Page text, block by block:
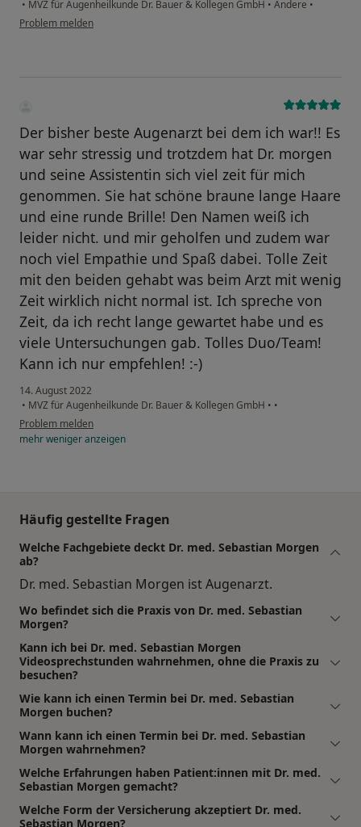
• MVZ für Augenheilkunde Dr. Bauer & Kollegen GmbH • Andere •
Problem melden
Der bisher beste Augenarzt bei dem ich war!! Es
war sehr stressig und trotzdem hat Dr. morgen
und seine Assistentin sich viel zeit für mich
genommen. Sie hat schöne braune lange Haare
und eine runde Brille! Den Namen weiß ich
leider nicht. und mir geholfen und zudem war
noch viel Empathie und Spaß dabei. Tolle Zeit
mit den beiden gehabt was beim Arzt mit wenig
Zeit wirklich nicht normal ist. Ich spreche von
Zeit, da ich recht lange gewartet habe und es
viele Untersuchungen gab. Tolles Duo/Team!
Kann ich nur empfehlen! :-)
14. August 2022
• MVZ für Augenheilkunde Dr. Bauer & Kollegen GmbH • •
Problem melden
mehrwenigeranzeigen
Häufig gestellte Fragen
Welche Fachgebiete deckt Dr. med. Sebastian Morgen
ab?
Dr. med. Sebastian Morgen ist Augenarzt.
Wo befindet sich die Praxis von Dr. med. Sebastian
Morgen?
Kann ich bei Dr. med. Sebastian Morgen
Videosprechstunden wahrnehmen, ohne die Praxis zu
besuchen?
Wie kann ich einen Termin bei Dr. med. Sebastian
Morgen buchen?
Wann kann ich einen Termin bei Dr. med. Sebastian
Morgen wahrnehmen?
Welche Erfahrungen haben Patient:innen mit Dr. med.
Sebastian Morgen gemacht?
Welche Form der Versicherung akzeptiert Dr. med.
Sebastian Morgen?